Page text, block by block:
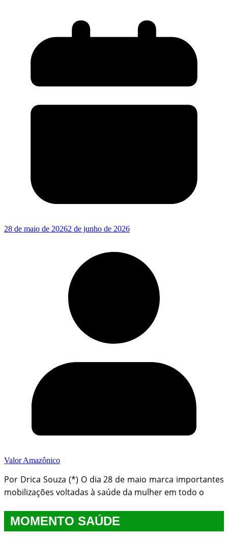
28 de maio de 20262 de junho de 2026
Valor Amazônico
Por Drica Souza (*) O dia 28 de maio marca importantes
mobilizações voltadas à saúde da mulher em todo o
MOMENTO SAÚDE